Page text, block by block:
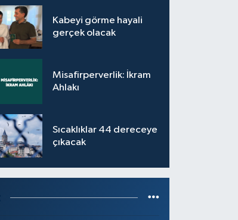
Kabeyi görme hayali
gerçek olacak
Misafirperverlik: İkram
Ahlakı
Sıcaklıklar 44 dereceye
çıkacak